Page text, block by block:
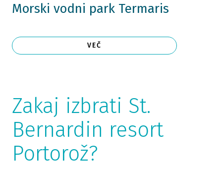
Morski vodni park Termaris
VEČ
Zakaj izbrati St.
Bernardin resort
Portorož?